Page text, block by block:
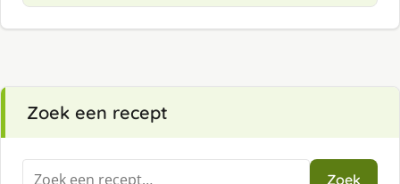
Zoek een recept
Zoeken
Zoek